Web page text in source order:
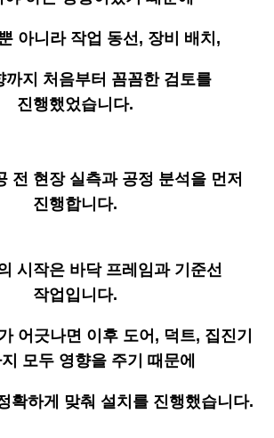
아니라 작업 동선, 장비 배치,
까지 처음부터 꼼꼼한 검토를
진행했었습니다.
전 현장 실측과 공정 분석을 먼저
진행합니다.
시작은 바닥 프레임과 기준선
작업입니다.
어긋나면 이후 도어, 덕트, 집진기
모두 영향을 주기 때문에
확하게 맞춰 설치를 진행했습니다.